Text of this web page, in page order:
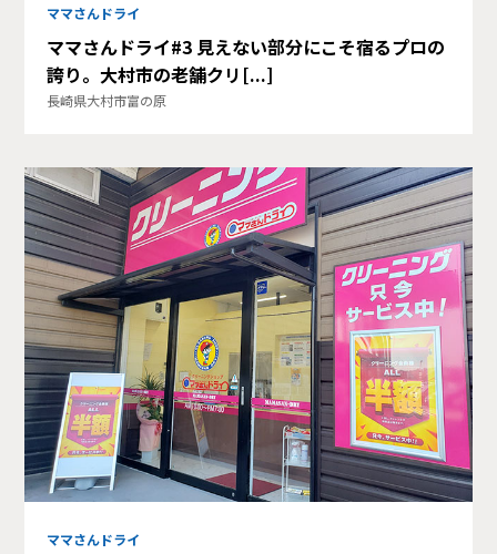
ママさんドライ
ママさんドライ#3 見えない部分にこそ宿るプロの
誇り。大村市の老舗クリ[...]
長崎県大村市富の原
ママさんドライ